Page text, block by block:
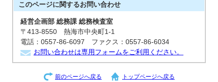
このページに関するお問い合わせ
経営企画部 総務課 総務検査室
〒413-8550 熱海市中央町1-1
電話：0557-86-6097 ファクス：0557-86-6034
お問い合わせは専用フォームをご利用ください。
前のページへ戻る トップページへ戻る